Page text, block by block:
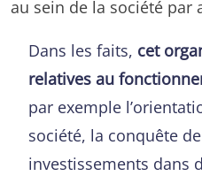
au sein de la société par
Dans les faits, cet
relatives au
par exemple
société, la conquête
investissements dans